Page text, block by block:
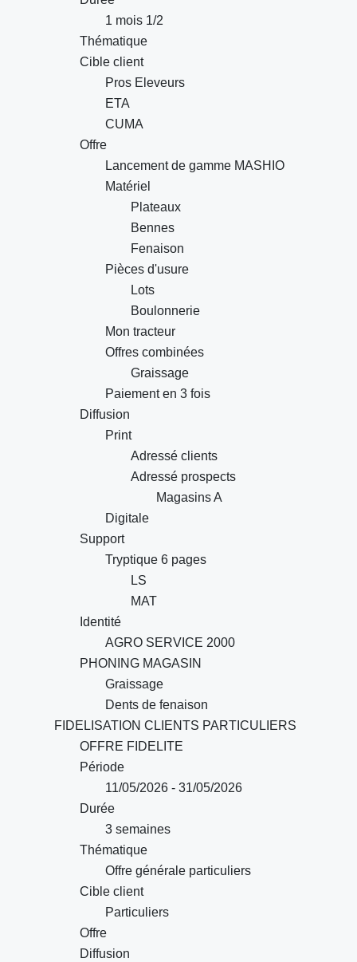
1 mois 1/2
Thématique
Cible client
Pros Eleveurs
ETA
CUMA
Offre
Lancement de gamme MASHIO
Matériel
Plateaux
Bennes
Fenaison
Pièces d'usure
Lots
Boulonnerie
Mon tracteur
Offres combinées
Graissage
Paiement en 3 fois
Diffusion
Print
Adressé clients
Adressé prospects
Magasins A
Digitale
Support
Tryptique 6 pages
LS
MAT
Identité
AGRO SERVICE 2000
PHONING MAGASIN
Graissage
Dents de fenaison
FIDELISATION CLIENTS PARTICULIERS
OFFRE FIDELITE
Période
11/05/2026 - 31/05/2026
Durée
3 semaines
Thématique
Offre générale particuliers
Cible client
Particuliers
Offre
Diffusion